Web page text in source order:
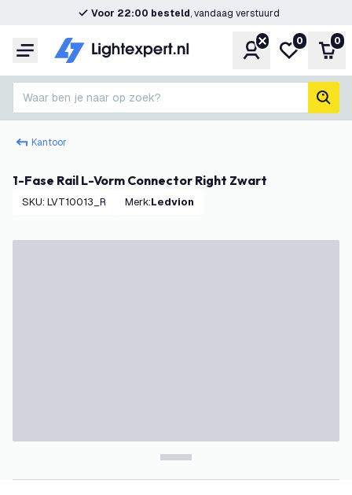
Voor 22:00 besteld, vandaag verstuurd
Menu Account
Mijn
0 0
Waar ben je naar op zoek?
Kantoor
1-Fase Rail L-Vorm Connector Right Zwart
SKU: LVT10013_R Merk: Ledvion